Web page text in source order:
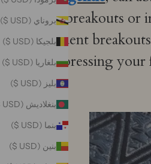
بروناي (USD $)
بلجيكا (USD $)
بلغاريا (USD $)
بليز (USD $)
بنغلاديش (USD $)
بنما (USD $)
بنين (USD $)
lead to breakouts or
notices frequent
you're not pressing